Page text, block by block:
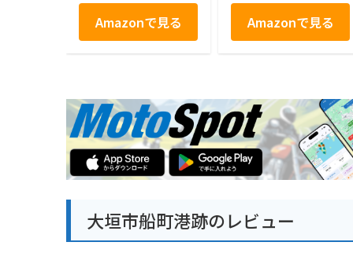
Amazonで見る Amazonで見る
大垣市船町港跡のレビュー